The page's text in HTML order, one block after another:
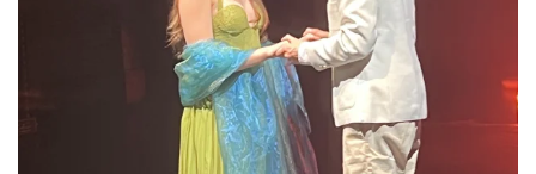
Anschauen....